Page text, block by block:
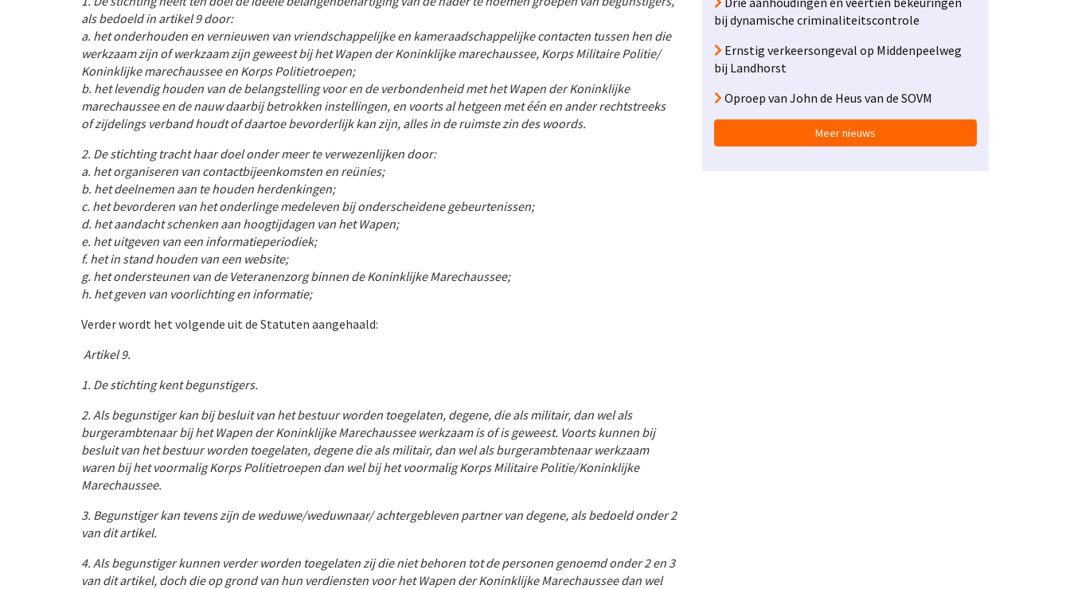
als bedoeld in artikel 9 door:
a. het onderhouden en vernieuwen van vriendschappelijke en kameraadschappelijke contacten tussen hen die
werkzaam zijn of werkzaam zijn geweest bij het Wapen der Koninklijke marechaussee, Korps Militaire Politie/
Koninklijke marechaussee en Korps Politietroepen;
b. het levendig houden van de belangstelling voor en de verbondenheid met het Wapen der Koninklijke
marechaussee en de nauw daarbij betrokken instellingen, en voorts al hetgeen met één en ander rechtstreeks
of zijdelings verband houdt of daartoe bevorderlijk kan zijn, alles in de ruimste zin des woords.
2. De stichting tracht haar doel onder meer te verwezenlijken door:
a. het organiseren van contactbijeenkomsten en reünies;
b. het deelnemen aan te houden herdenkingen;
c. het bevorderen van het onderlinge medeleven bij onderscheidene gebeurtenissen;
d. het aandacht schenken aan hoogtijdagen van het Wapen;
e. het uitgeven van een informatieperiodiek;
f. het in stand houden van een website;
g. het ondersteunen van de Veteranenzorg binnen de Koninklijke Marechaussee;
h. het geven van voorlichting en informatie;
Verder wordt het volgende uit de Statuten aangehaald:
Artikel 9.
1. De stichting kent begunstigers.
2. Als begunstiger kan bij besluit van het bestuur worden toegelaten, degene, die als militair, dan wel als
burgerambtenaar bij het Wapen der Koninklijke Marechaussee werkzaam is of is geweest. Voorts kunnen bij
besluit van het bestuur worden toegelaten, degene die als militair, dan wel als burgerambtenaar werkzaam
waren bij het voormalig Korps Politietroepen dan wel bij het voormalig Korps Militaire Politie/Koninklijke
Marechaussee.
3. Begunstiger kan tevens zijn de weduwe/weduwnaar/ achtergebleven partner van degene, als bedoeld onder 2
van dit artikel.
4. Als begunstiger kunnen verder worden toegelaten zij die niet behoren tot de personen genoemd onder 2 en 3
van dit artikel, doch die op grond van hun verdiensten voor het Wapen der Koninklijke Marechaussee dan wel
bij dynamische criminaliteitscontrole
Ernstig verkeersongeval op Middenpeelweg
bij Landhorst
Oproep van John de Heus van de SOVM
Meer nieuws